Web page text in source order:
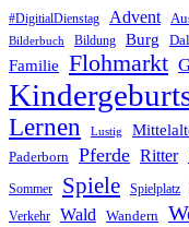
#DigitialDienstag Advent
Bilderbuch Bildung Burg
Familie Flohmarkt
Lernen Lustig
Paderborn Pferde Ritter
Sommer Spiele Spielplatz
Verkehr Wald Wandern